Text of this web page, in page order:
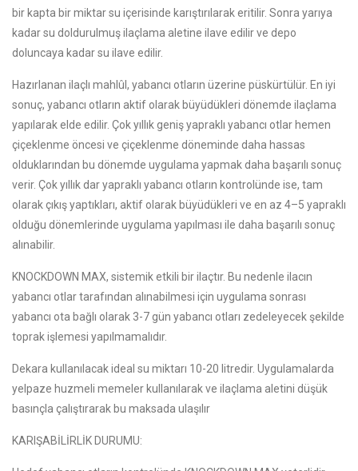
bir kapta bir miktar su içerisinde karıştırılarak eritilir. Sonra yarıya
kadar su doldurulmuş ilaçlama aletine ilave edilir ve depo
doluncaya kadar su ilave edilir.
Hazırlanan ilaçlı mahlûl, yabancı otların üzerine püskürtülür. En iyi
sonuç, yabancı otların aktif olarak büyüdükleri dönemde ilaçlama
yapılarak elde edilir. Çok yıllık geniş yapraklı yabancı otlar hemen
çiçeklenme öncesi ve çiçeklenme döneminde daha hassas
olduklarından bu dönemde uygulama yapmak daha başarılı sonuç
verir. Çok yıllık dar yapraklı yabancı otların kontrolünde ise, tam
olarak çıkış yaptıkları, aktif olarak büyüdükleri ve en az 4–5 yapraklı
olduğu dönemlerinde uygulama yapılması ile daha başarılı sonuç
alınabilir.
KNOCKDOWN MAX, sistemik etkili bir ilaçtır. Bu nedenle ilacın
yabancı otlar tarafından alınabilmesi için uygulama sonrası
yabancı ota bağlı olarak 3-7 gün yabancı otları zedeleyecek şekilde
toprak işlemesi yapılmamalıdır.
Dekara kullanılacak ideal su miktarı 10-20 litredir. Uygulamalarda
yelpaze huzmeli memeler kullanılarak ve ilaçlama aletini düşük
basınçla çalıştırarak bu maksada ulaşılır
KARIŞABİLİRLİK DURUMU: